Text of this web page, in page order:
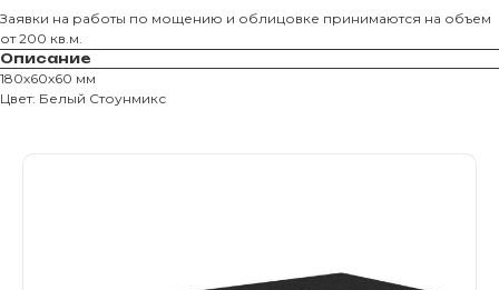
Заявки на работы по мощению и облицовке принимаются на объем
от 200 кв.м.
Описание
180х60х60 мм
Цвет: Белый Стоунмикс
Магазин тротуарной плитки и